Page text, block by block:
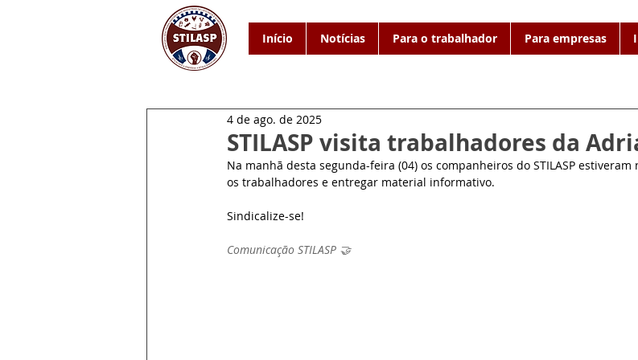
Início Notícias Para o trabalhador Para empresas
STILASP visita trabalhadores da
4 de ago. de 2025
Na manhã desta segunda-feira (04) os companheiros do STILASP
os trabalhadores e entregar material informativo.
Sindicalize-se!
Comunicação STILASP 🤝